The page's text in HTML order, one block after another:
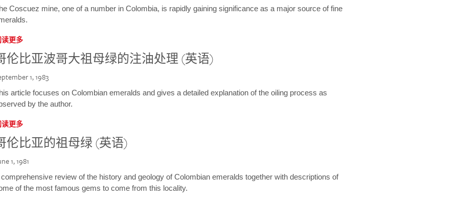
Coscuez mine, one of a number in Colombia, is rapidly gaining significance as a major source of fine
更多
伦比亚波哥大祖母绿的注油处理 (英语)
1, 1983
article focuses on Colombian emeralds and gives a detailed explanation of the oiling process as
by the author.
更多
伦比亚的祖母绿 (英语)
1, 1981
comprehensive review of the history and geology of Colombian emeralds together with descriptions of
of the most famous gems to come from this locality.